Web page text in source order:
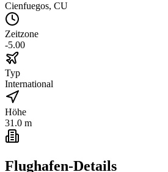
Cienfuegos, CU
Zeitzone
-5.00
Typ
International
Höhe
31.0 m
Flughafen-Details